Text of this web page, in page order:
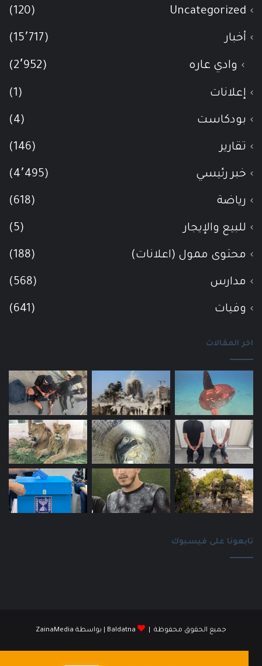
Uncategorized
(120)
أخبار (15٬717)
وادي عاره (2٬952)
إعلانات (1)
بودكاست (4)
تقارير (146)
خبر رئيسي (4٬495)
رياضة (618)
للبيع والإيجار (5)
محتوى ممول (اعلانات) (188)
مدارس (568)
وفيات (641)
اخر المقالات
تابعونا على فيسبوك
جميع الحقوق محفوظة | Baldatna | بواسطة ZainaMedia